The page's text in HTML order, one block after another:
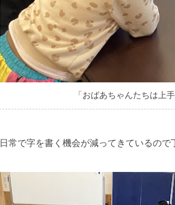
「おばあちゃんたちは上
日常で字を書く機会が減ってきているので